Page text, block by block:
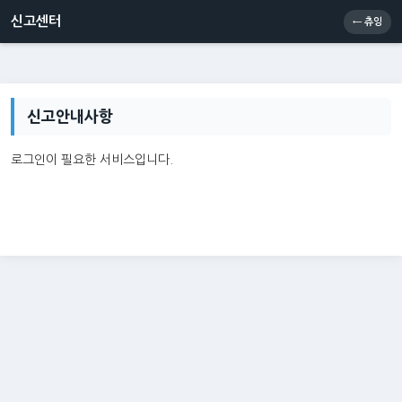
신고센터 메인
신고센터 ← 츄잉
신고안내사항
로그인이 필요한 서비스입니다.